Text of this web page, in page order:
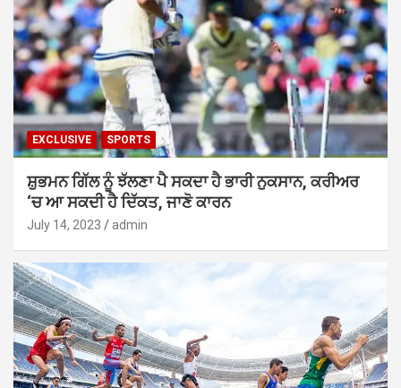
EXCLUSIVE SPORTS
ਸ਼ੁਭਮਨ ਗਿੱਲ ਨੂੰ ਝੱਲਣਾ ਪੈ ਸਕਦਾ ਹੈ ਭਾਰੀ ਨੁਕਸਾਨ, ਕਰੀਅਰ
‘ਚ ਆ ਸਕਦੀ ਹੈ ਦਿੱਕਤ, ਜਾਣੋ ਕਾਰਨ
July 14, 2023 admin